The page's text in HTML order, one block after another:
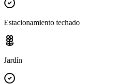
Estacionamiento techado
Jardín